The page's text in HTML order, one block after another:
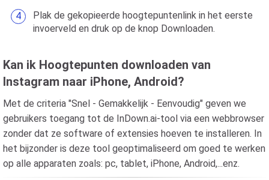
Plak de gekopieerde hoogtepuntenlink in het eerste
invoerveld en druk op de knop Downloaden.
Kan ik Hoogtepunten downloaden van
Instagram naar iPhone, Android?
Met de criteria "Snel - Gemakkelijk - Eenvoudig" geven we
gebruikers toegang tot de InDown.ai-tool via een webbrowser
zonder dat ze software of extensies hoeven te installeren. In
het bijzonder is deze tool geoptimaliseerd om goed te werken
op alle apparaten zoals: pc, tablet, iPhone, Android,...enz.